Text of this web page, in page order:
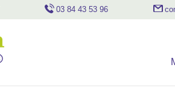
03 84 43 53 96